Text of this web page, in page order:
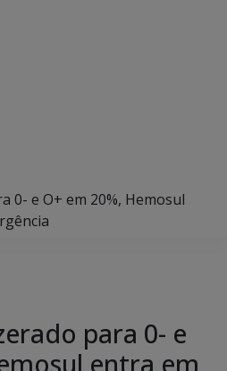
0- e O+ em 20%, Hemosul
para 0- e
entra em